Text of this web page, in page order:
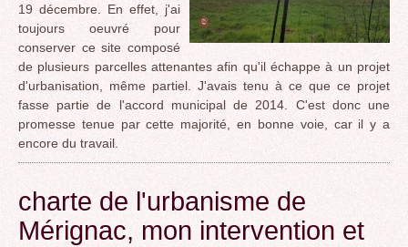
19 décembre. En effet, j'ai
toujours oeuvré pour
conserver ce site composé
de plusieurs parcelles attenantes afin qu'il échappe à un projet
d'urbanisation, même partiel. J'avais tenu à ce que ce projet
fasse partie de l'accord municipal de 2014. C'est donc une
promesse tenue par cette majorité, en bonne voie, car il y a
encore du travail.
charte de l'urbanisme de
Mérignac, mon intervention et